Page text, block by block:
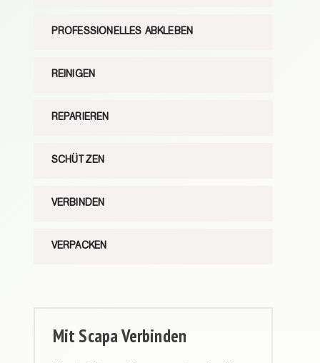
PROFESSIONELLES ABKLEBEN
REINIGEN
REPARIEREN
SCHÜTZEN
VERBINDEN
VERPACKEN
Mit Scapa Verbinden